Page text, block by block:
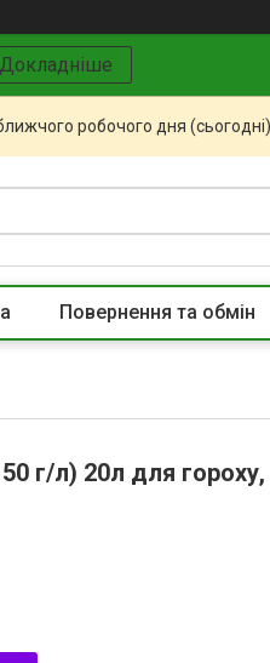
Докладніше
робочого дня (сьогодні).
Повернення та обмін
г/л) 20л для гороху,